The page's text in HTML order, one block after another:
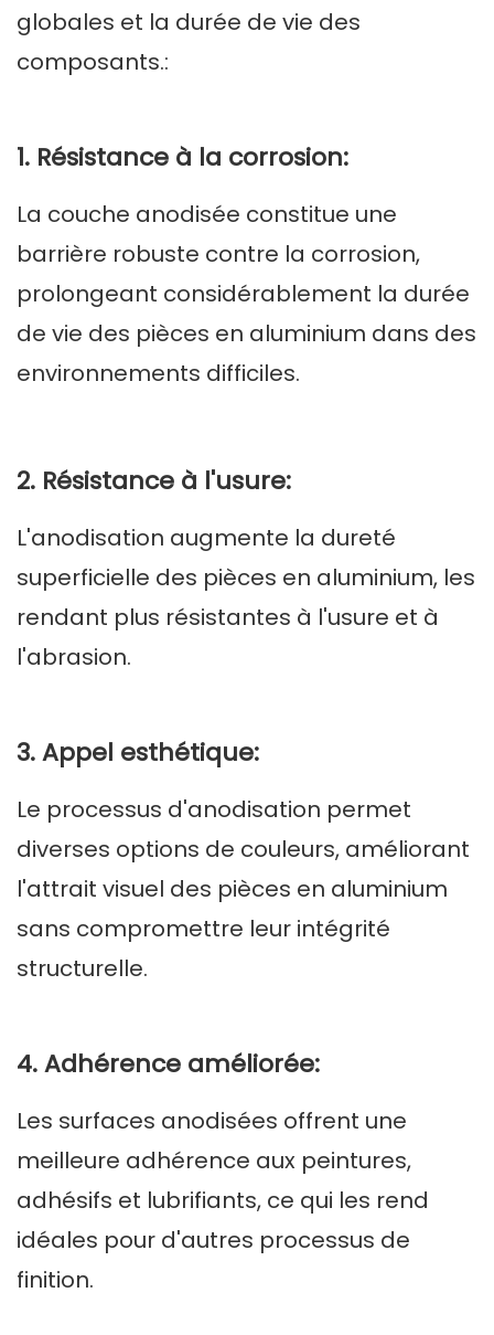
globales et la durée de vie des
composants.:
1. Résistance à la corrosion:
La couche anodisée constitue une
barrière robuste contre la corrosion,
prolongeant considérablement la durée
de vie des pièces en aluminium dans des
environnements difficiles.
2. Résistance à l'usure:
L'anodisation augmente la dureté
superficielle des pièces en aluminium, les
rendant plus résistantes à l'usure et à
l'abrasion.
3. Appel esthétique:
Le processus d'anodisation permet
diverses options de couleurs, améliorant
l'attrait visuel des pièces en aluminium
sans compromettre leur intégrité
structurelle.
4. Adhérence améliorée:
Les surfaces anodisées offrent une
meilleure adhérence aux peintures,
adhésifs et lubrifiants, ce qui les rend
idéales pour d'autres processus de
finition.